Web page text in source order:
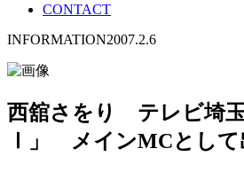
CONTACT
INFORMATION2007.2.6
西舘さをり テレビ埼
Ⅰ」 メインMCとして